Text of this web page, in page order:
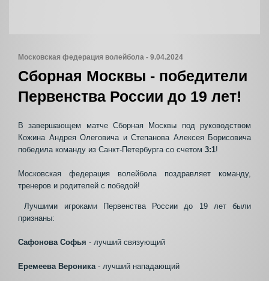
Московская федерация волейбола - 9.04.2024
Сборная Москвы - победители
Первенства России до 19 лет!
В завершающем матче Сборная Москвы под руководством
Кожина Андрея Олеговича и Степанова Алексея Борисовича
победила команду из Санкт-Петербурга со счетом 3:1!
Московская федерация волейбола поздравляет команду,
тренеров и родителей с победой!
Лучшими игроками Первенства России до 19 лет были
признаны:
Сафонова Софья - лучший связующий
Еремеева Вероника - лучший нападающий